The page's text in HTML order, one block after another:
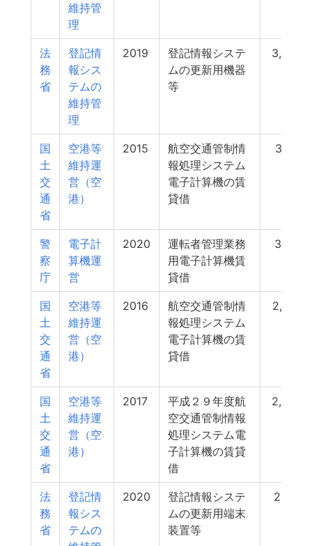
維持管
理
法
務
省
登記情
報シス
テムの
維持管
理
2019
登記情報システ
ムの更新用機器
等
3,299
国
土
交
通
省
空港等
維持運
営（空
港）
2015
航空交通管制情
報処理システム
電子計算機の賃
貸借
3,173
警
察
庁
電子計
算機運
営
2020
運転者管理業務
用電子計算機賃
貸借
3,109
国
土
交
通
省
空港等
維持運
営（空
港）
2016
航空交通管制情
報処理システム
電子計算機の賃
貸借
2,726
国
土
交
通
省
空港等
維持運
営（空
港）
2017
平成２９年度航
空交通管制情報
処理システム電
子計算機の賃貸
借
2,644
法
務
省
登記情
報シス
テムの
2020
登記情報システ
ムの更新用端末
装置等
2,614